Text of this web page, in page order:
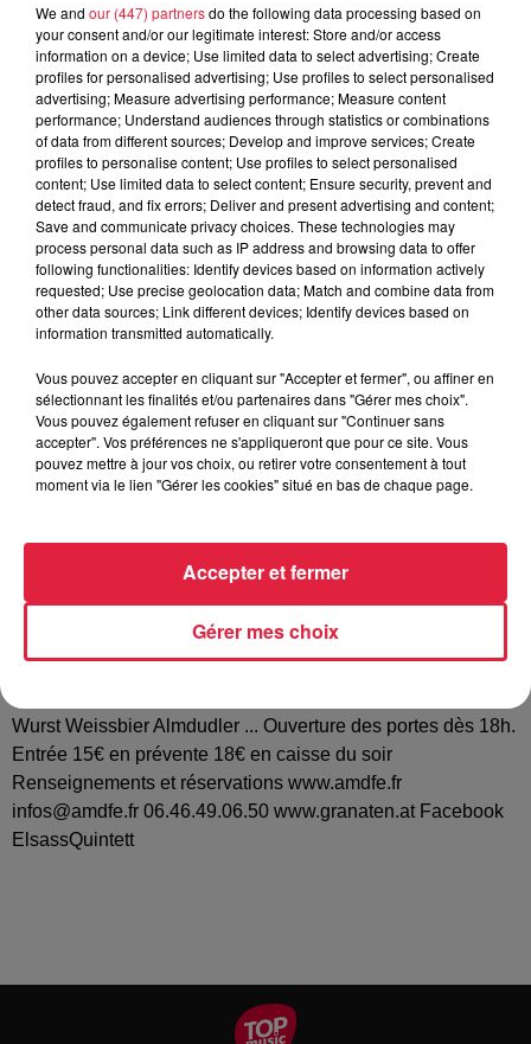
Organisateur
Thierry RUSCHER
0682589846
ruscher@hotmail.com
Tarif Gratuit
Folklorique) organise sa seconde grande soirée
Tyrolerfescht le dimanche 10112019 à la Maison des Loisirs
d'Uberach. Pour l'occasion le party-band autrichien Die
Granaten animera la soirée. Le groupe de 4 musiciens
habitué des fêtes populaires autrichiennes et allemandes
sont à l'aise dans tous les styles titres festifs hits actuels
Oldies Ballermann. L'ambiance sera assurée dès la
première partie grâce au jeune ensemble nord-alsacien des
Wurst Weissbier Almdudler ... Ouverture des portes dès 18h.
Entrée 15€ en prévente 18€ en caisse du soir
Renseignements et réservations www.amdfe.fr
infos@amdfe.fr 06.46.49.06.50 www.granaten.at Facebook
ElsassQuintett
We and our (447) partnersdo the following data processing based on
your consent and/or our legitimate interest: Store and/or access
information on a device; Use limited data to select advertising; Create
profiles for personalised advertising; Use profiles to select personalised
advertising; Measure advertising performance; Measure content
performance; Understand audiences through statistics or combinations
of data from different sources; Develop and improve services; Create
profiles to personalise content; Use profiles to select personalised
content; Use limited data to select content; Ensure security, prevent and
detect fraud, and fix errors; Deliver and present advertising and content;
Save and communicate privacy choices. These technologies may
process personal data such as IP address and browsing data to offer
following functionalities: Identify devices based on information actively
requested; Use precise geolocation data; Match and combine data from
other data sources; Link different devices; Identify devices based on
information transmitted automatically.
Vous pouvez accepter en cliquant sur "Accepter et fermer", ou affiner en
sélectionnant les finalités et/ou partenaires dans "Gérer mes choix".
Vous pouvez également refuser en cliquant sur "Continuer sans
accepter". Vos préférences ne s'appliqueront que pour ce site. Vous
pouvez mettre à jour vos choix, ou retirer votre consentement à tout
moment via le lien "Gérer les cookies" situé en bas de chaque page.
Gérer mes choix
Accepter et fermer